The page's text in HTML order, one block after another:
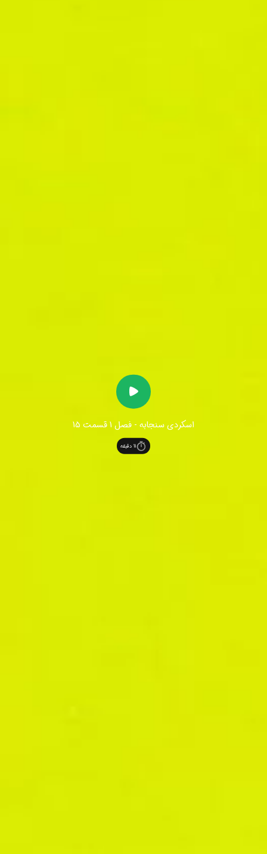
اسکردی سنجابه - فصل 1 قسمت 15
11 دقیقه